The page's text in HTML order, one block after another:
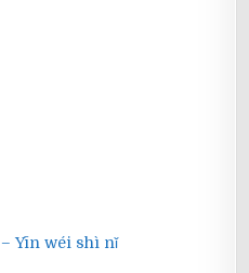
Yīn wéi shì nǐ